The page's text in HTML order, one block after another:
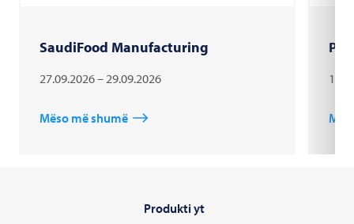
SaudiFood Manufacturing
27.09.2026 – 29.09.2026
Mëso më shumë
Produkti yt